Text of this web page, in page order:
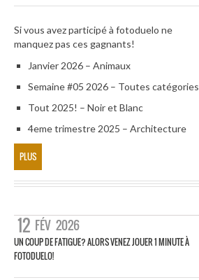
Si vous avez participé à fotoduelo ne
manquez pas ces gagnants!
Janvier 2026 – Animaux
Semaine #05 2026 – Toutes catégories
Tout 2025! – Noir et Blanc
4eme trimestre 2025 – Architecture
PLUS
12 FÉV 2026
UN COUP DE FATIGUE? ALORS VENEZ JOUER 1 MINUTE À
FOTODUELO!